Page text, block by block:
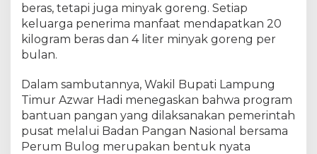
beras, tetapi juga minyak goreng. Setiap
keluarga penerima manfaat mendapatkan 20
kilogram beras dan 4 liter minyak goreng per
bulan.
Dalam sambutannya, Wakil Bupati Lampung
Timur Azwar Hadi menegaskan bahwa program
bantuan pangan yang dilaksanakan pemerintah
pusat melalui Badan Pangan Nasional bersama
Perum Bulog merupakan bentuk nyata